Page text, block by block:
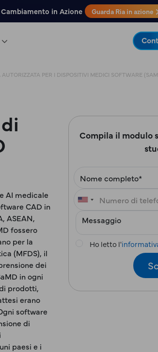
in Azione Guarda Ria in azione
PER I DISPOSITIVI MEDICI SOFTWARE
AI medicale
CAD in
ASEAN,
fossero
per la
(MFDS), il
dei
in ogni
prodotti,
erano
software
di
paesi e i
Compila il modulo
Ho letto l'